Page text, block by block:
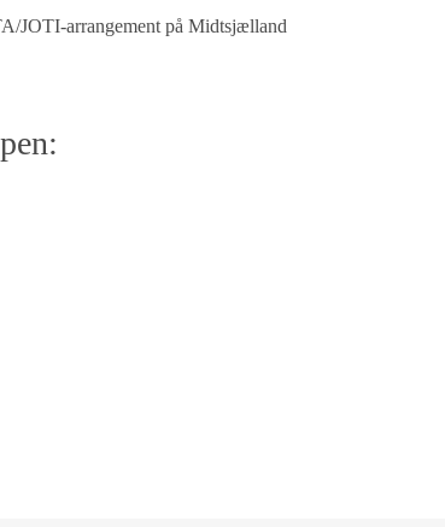
JOTI-arrangement på Midtsjælland